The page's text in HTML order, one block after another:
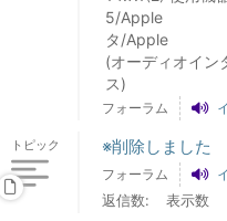
5/Apple
タ/Apple
(オーディオイン
ス) USB
フォーラム
トピック ※削除しました
フォーラム
返信数: 表示数